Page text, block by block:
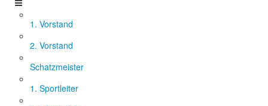
1. Vorstand
2. Vorstand
Schatzmeister
1. Sportleiter